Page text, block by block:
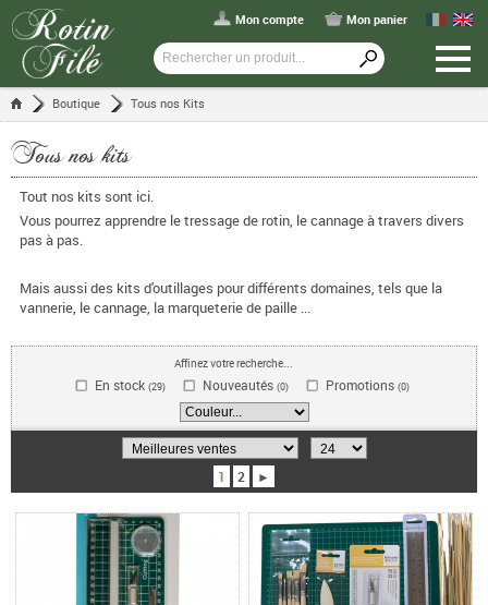
Mon compte Mon panier
Boutique Tous nos Kits
Tous nos kits
Tout nos kits sont ici.
Vous pourrez apprendre le tressage de rotin, le cannage à travers divers
pas à pas.
Mais aussi des kits d'outillages pour différents domaines, tels que la
vannerie, le cannage, la marqueterie de paille ...
Affinez votre recherche...
En stock (29) Nouveautés (0) Promotions (0)
1 2 ►